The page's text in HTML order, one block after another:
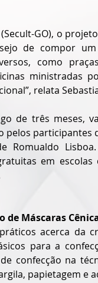
GO), o
de compor
como
ministradas
relata
de três meses,
participantes
Romualdo
em
de Máscaras
acerca da
para a
confecção na
papietagem e